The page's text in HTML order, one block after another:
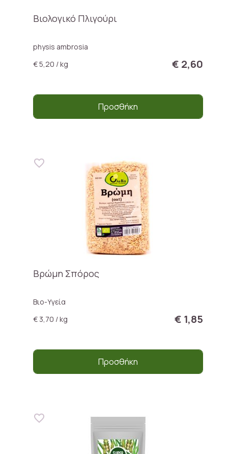
Βιολογικό Πλιγούρι
physis ambrosia
€ 5,20 / kg
€ 2,60
Προσθήκη
Βρώμη Σπόρος
Βιο-Υγεία
€ 3,70 / kg
€ 1,85
Προσθήκη